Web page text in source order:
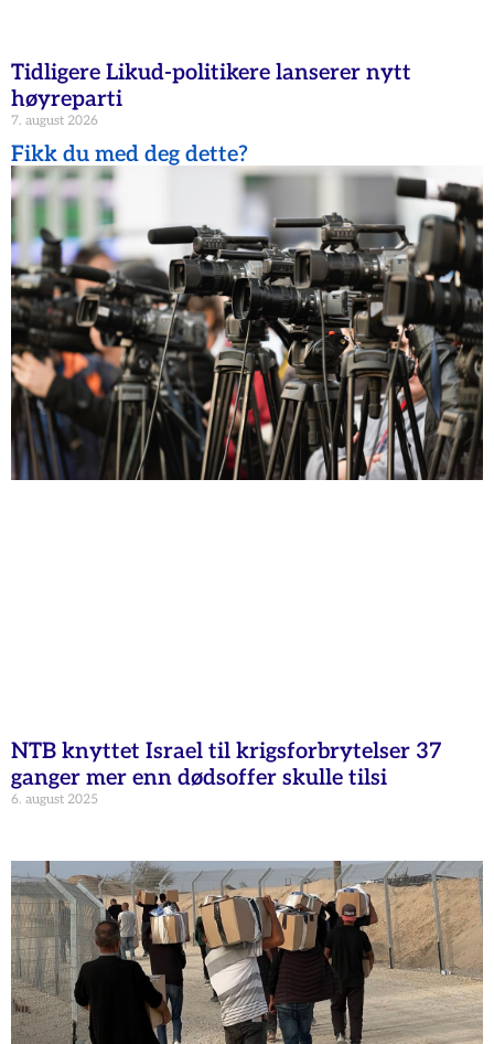
Tidligere Likud-politikere lanserer nytt
høyreparti
7. august 2026
Fikk du med deg dette?
NTB knyttet Israel til krigsforbrytelser 37
ganger mer enn dødsoffer skulle tilsi
6. august 2025